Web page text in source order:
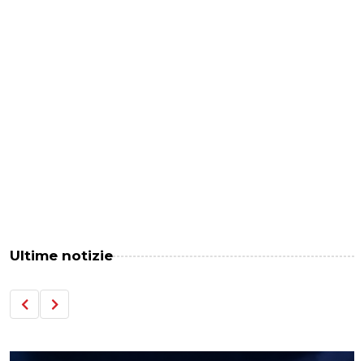
Ultime notizie